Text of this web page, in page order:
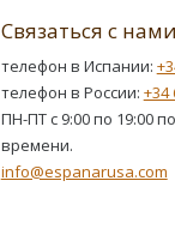
Связаться с нами
телефон в Испании:
телефон в России: +34
ПН-ПТ с 9:00 по 19:00
времени.
info@espanarusa.com